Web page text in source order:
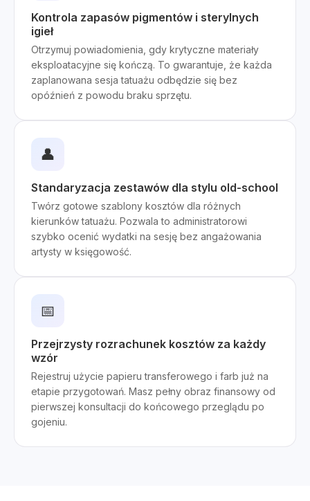
Kontrola zapasów pigmentów i sterylnych
igieł
Otrzymuj powiadomienia, gdy krytyczne materiały
eksploatacyjne się kończą. To gwarantuje, że każda
zaplanowana sesja tatuażu odbędzie się bez
opóźnień z powodu braku sprzętu.
👤
Standaryzacja zestawów dla stylu old-school
Twórz gotowe szablony kosztów dla różnych
kierunków tatuażu. Pozwala to administratorowi
szybko ocenić wydatki na sesję bez angażowania
artysty w księgowość.
📅
Przejrzysty rozrachunek kosztów za każdy
wzór
Rejestruj użycie papieru transferowego i farb już na
etapie przygotowań. Masz pełny obraz finansowy od
pierwszej konsultacji do końcowego przeglądu po
gojeniu.